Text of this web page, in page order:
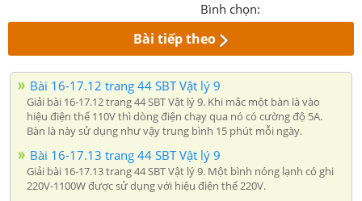
Bình chọn:
Bài tiếp theo
Bài 16-17.12 trang 44 SBT Vật lý 9
Giải bài 16-17.12 trang 44 SBT Vật lý 9. Khi mắc một bàn là vào
hiệu điện thế 110V thì dòng điện chạy qua nó có cường độ 5A.
Bàn là này sử dụng như vậy trung bình 15 phút mỗi ngày.
Bài 16-17.13 trang 44 SBT Vật lý 9
Giải bài 16-17.13 trang 44 SBT Vật lý 9. Một bình nóng lạnh có ghi
220V-1100W được sử dụng với hiệu điện thế 220V.